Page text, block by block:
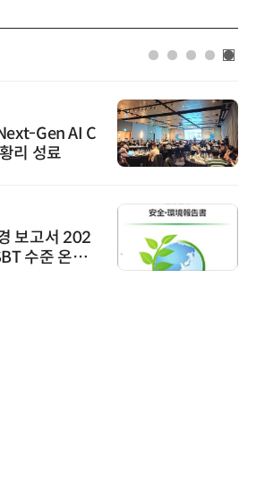
Gen AI C
리 성료
보고서 202
수준 온실